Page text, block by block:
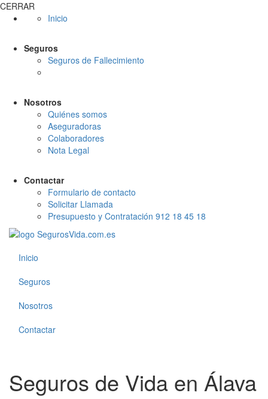
CERRAR
Inicio
Seguros
Seguros de Fallecimiento
Nosotros
Quiénes somos
Aseguradoras
Colaboradores
Nota Legal
Contactar
Formulario de contacto
Solicitar Llamada
Presupuesto y Contratación 912 18 45 18
Inicio
Seguros
Nosotros
Contactar
Seguros de Vida en Álava